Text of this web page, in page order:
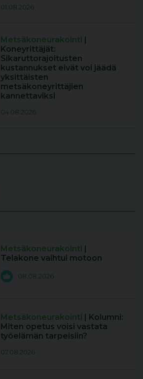
01.08.2026
Metsäkoneurakointi |
Koneyrittäjät:
Sikaruttorajoitusten
kustannukset eivät voi jäädä
yksittäisten
metsäkoneyrittäjien
kannettaviksi
04.08.2026
Metsäkoneurakointi |
Telakone vaihtui motoon
08.08.2026
Metsäkoneurakointi | Kolumni:
Miten opetus voisi vastata
työelämän tarpeisiin?
07.08.2026